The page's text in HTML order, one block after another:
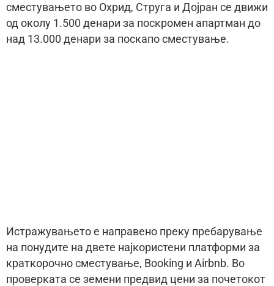
сместувањето во Охрид, Струга и Дојран се движи
од околу 1.500 денари за поскромен апартман до
над 13.000 денари за поскапо сместување.
Истражувањето е направено преку пребарување
на понудите на двете најкористени платформи за
краткорочно сместување, Booking и Airbnb. Во
проверката се земени предвид цени за почетокот